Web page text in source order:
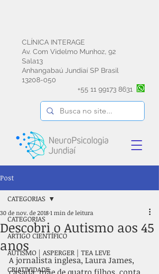
CLÍNICA INTERAGE
Av. Com Videlmo Munhoz, 92
Sala13
Anhangabaú Jundiaí SP Brasil
13208-050
+55 11 99173 8631
Post
CATEGORIAS
ARTIGO CIENTÍFICO
AUTISMO | ASPERGER | TEA LEVE
CRIATIVIDADE
CATEGORIAS
Descobri o Autismo aos 45
anos
30 de nov. de 20181 min de leitura
A jornalista inglesa, Laura James,